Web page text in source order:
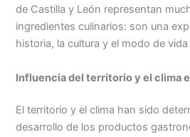
de Castilla y León representan
ingredientes culinarios: son una
historia, la cultura y el modo de
Influencia del territorio y el clima
El territorio y el clima han sido
desarrollo de los productos